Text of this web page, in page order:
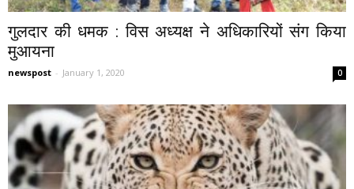
गुलदार की धमक : विस अध्यक्ष ने अधिकारियों संग किया
मुआयना
newspost - January 1, 2020 0